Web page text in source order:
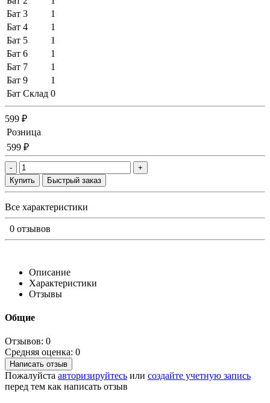
Бат 3
1
Бат 4
1
Бат 5
1
Бат 6
1
Бат 7
1
Бат 9
1
Бат Склад 0
599 ₽
Розница
599 ₽
-
+
Купить
Быстрый заказ
Все характеристики
0 отзывов
Описание
Характеристики
Отзывы
Общие
Отзывов: 0
Средняя оценка: 0
Написать отзыв
Пожалуйста авторизируйтесь или создайте учетную запись
перед тем как написать отзыв